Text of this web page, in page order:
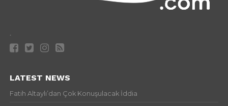
.
LATEST NEWS
Fatih Altaylı’dan Çok Konuşulacak İddia